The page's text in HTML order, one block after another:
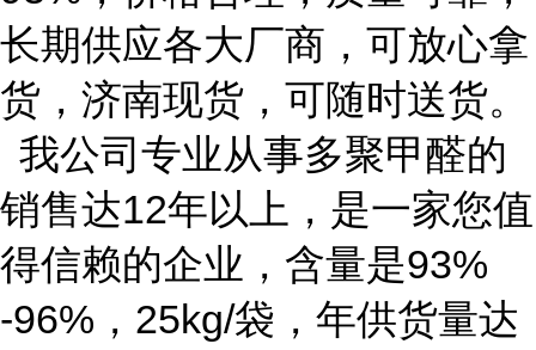
长期供应各大厂商，可放心拿
货，济南现货，可随时送货。
我公司专业从事多聚甲醛的
销售达12年以上，是一家您值
得信赖的企业，含量是93%
-96%，25kg/袋，年供货量达